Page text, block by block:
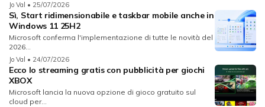
Jo Val • 25/07/2026
Sì, Start ridimensionabile e taskbar mobile anche in
Windows 11 25H2
Microsoft conferma l'implementazione di tutte le novità del
2026...
Jo Val • 24/07/2026
Ecco lo streaming gratis con pubblicità per giochi
XBOX
Microsoft lancia la nuova opzione di gioco gratuito sul
cloud per...